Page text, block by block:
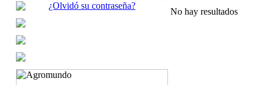
¿Olvidó su contraseña?
No hay resultados